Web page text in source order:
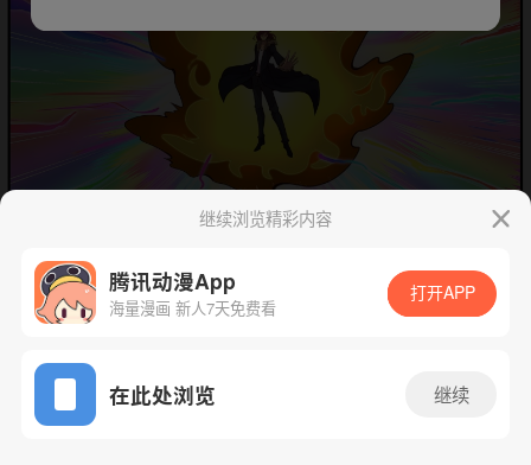
App免费看
下一话 腾漫App免费看
继续浏览精彩内容
腾讯动漫App
海量漫画 新人7天免费看
打开APP
在此处浏览 继续